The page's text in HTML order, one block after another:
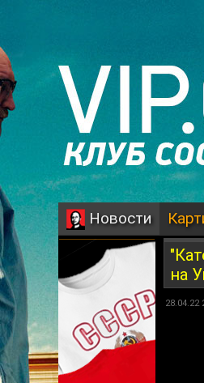
Новости
на
28.04.22